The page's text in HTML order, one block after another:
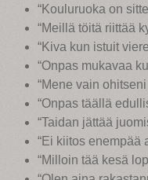
“Kouluruoka on
“Meillä töitä riittää
“Kiva kun istuit
“Onpas mukavaa
“Mene vain
“Onpas täällä
“Taidan jättää
“Ei kiitos enempää
“Milloin tää kesä